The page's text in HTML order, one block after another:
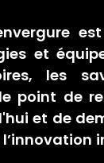
et
les
point de
et de